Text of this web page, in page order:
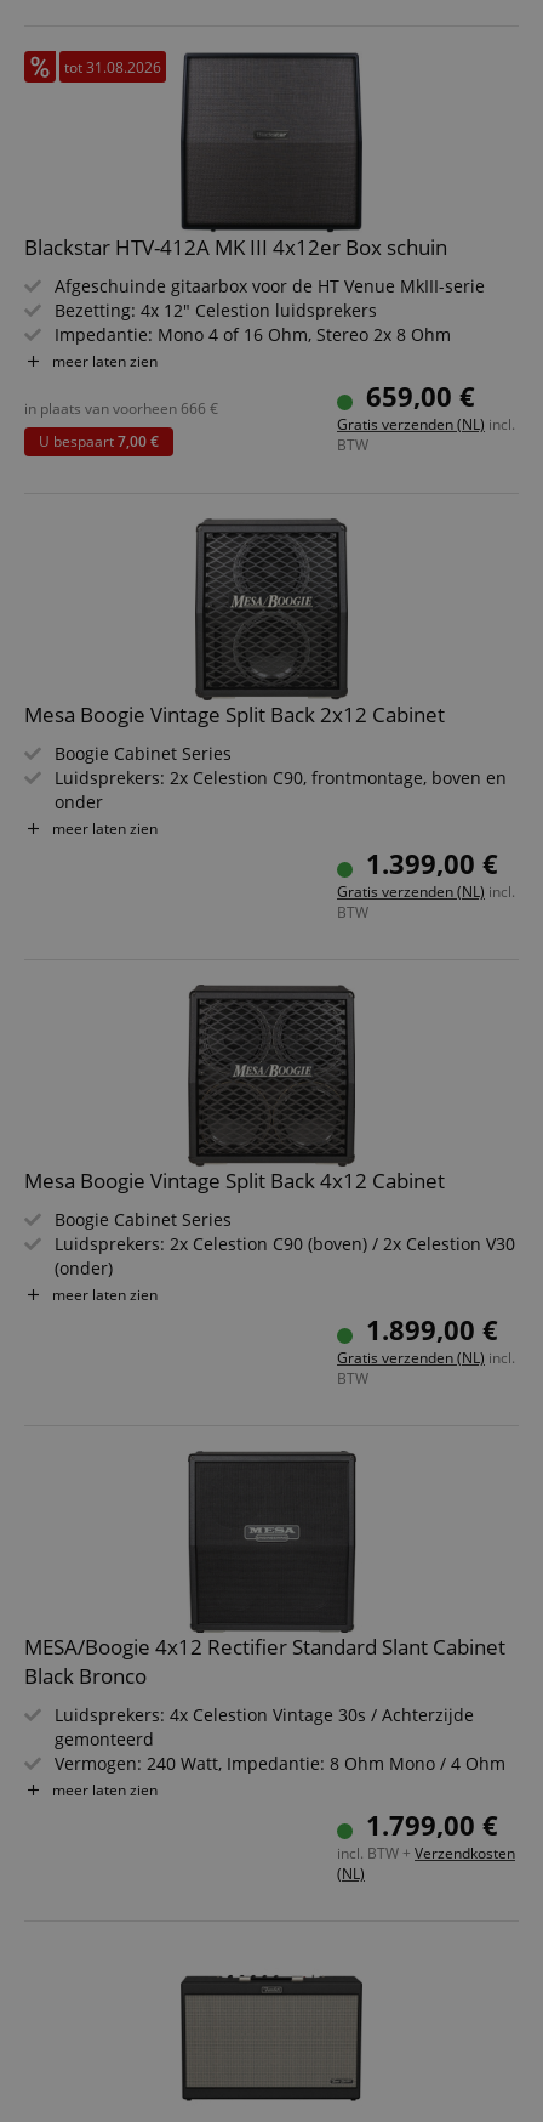
tot 31.08.2026
Blackstar HTV-412A MK III 4x12er Box schuin
Afgeschuinde gitaarbox voor de HT Venue MkIII-serie
Bezetting: 4x 12" Celestion luidsprekers
Impedantie: Mono 4 of 16 Ohm, Stereo 2x 8 Ohm
Vermogen: 320 Watt
meer laten zien
659,00 €
Gratis verzenden (NL) incl.
BTW
in plaats van voorheen 666 €
U bespaart7,00 €
Mesa Boogie Vintage Split Back 2x12 Cabinet
Boogie Cabinet Series
Luidsprekers: 2x Celestion C90, frontmontage, boven en
onder
180 watt belastbaarheid
Impedantie: 8 Ohm (2x 4 Ohm met stereo-ingang)
meer laten zien
1.399,00 €
Gratis verzenden (NL) incl.
BTW
Mesa Boogie Vintage Split Back 4x12 Cabinet
Boogie Cabinet Series
Luidsprekers: 2x Celestion C90 (boven) / 2x Celestion V30
(onder)
300 Watt belastbaarheid
Impedantie: 8 Ohm (2x 4 Ohm met stereo-ingang)
meer laten zien
1.899,00 €
Gratis verzenden (NL) incl.
BTW
MESA/Boogie 4x12 Rectifier Standard Slant Cabinet
Black Bronco
Luidsprekers: 4x Celestion Vintage 30s / Achterzijde
gemonteerd
Vermogen: 240 Watt, Impedantie: 8 Ohm Mono / 4 Ohm
Stereo
Constructie van Baltisch berkenmultiplex
meer laten zien
1.799,00 €
incl. BTW + Verzendkosten
(NL)